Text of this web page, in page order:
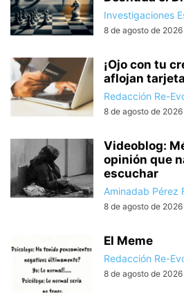
Investigaciones
8 de agosto de 2026
¡Ojo con tu
aflojan
Redacción Re-
8 de agosto de 2026
Videoblog:
opinión que
escuchar
Aminadab Pérez
8 de agosto de 2026
El Meme
Redacción Re-
8 de agosto de 2026